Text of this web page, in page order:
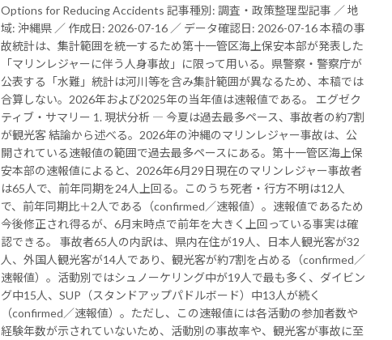
Options for Reducing Accidents 記事種別: 調査・政策整理型記事 ／ 地
域: 沖縄県 ／ 作成日: 2026-07-16 ／ データ確認日: 2026-07-16 本稿の事
故統計は、集計範囲を統一するため第十一管区海上保安本部が発表した
「マリンレジャーに伴う人身事故」に限って用いる。県警察・警察庁が
公表する「水難」統計は河川等を含み集計範囲が異なるため、本稿では
合算しない。2026年および2025年の当年値は速報値である。 エグゼク
ティブ・サマリー 1. 現状分析 ― 今夏は過去最多ペース、事故者の約7割
が観光客 結論から述べる。2026年の沖縄のマリンレジャー事故は、公
開されている速報値の範囲で過去最多ペースにある。第十一管区海上保
安本部の速報値によると、2026年6月29日現在のマリンレジャー事故者
は65人で、前年同期を24人上回る。このうち死者・行方不明は12人
で、前年同期比＋2人である（confirmed／速報値）。速報値であるため
今後修正され得るが、6月末時点で前年を大きく上回っている事実は確
認できる。 事故者65人の内訳は、県内在住が19人、日本人観光客が32
人、外国人観光客が14人であり、観光客が約7割を占める（confirmed／
速報値）。活動別ではシュノーケリング中が19人で最も多く、ダイビン
グ中15人、SUP（スタンドアップパドルボード）中13人が続く
（confirmed／速報値）。ただし、この速報値には各活動の参加者数や
経験年数が示されていないため、活動別の事故率や、観光客が事故に至